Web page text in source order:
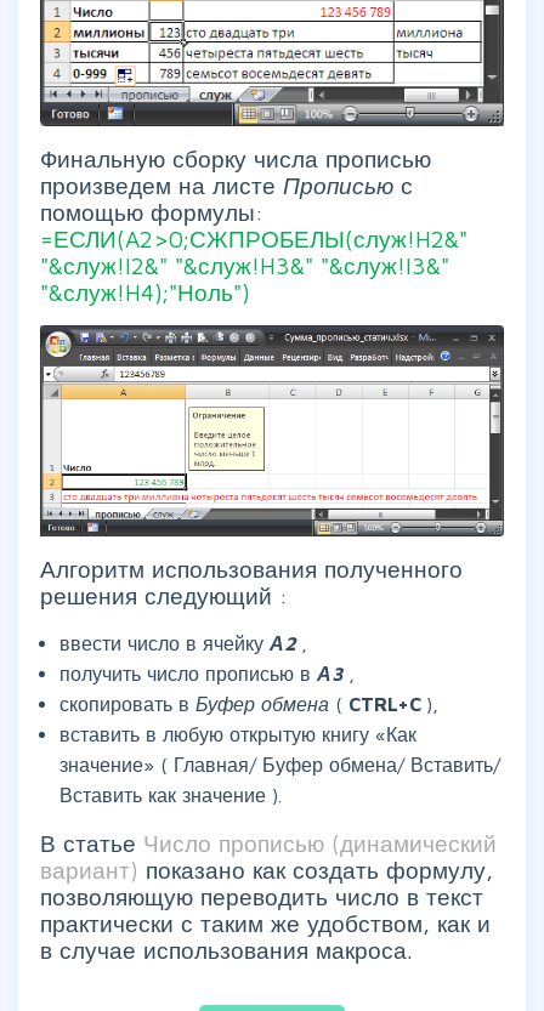
Финальную сборку числа прописью
произведем на листе Прописью с
помощью формулы:
=ЕСЛИ(A2>0;СЖПРОБЕЛЫ(служ!H2&"
"&служ!I2&" "&служ!H3&" "&служ!I3&"
"&служ!H4);"Ноль")
Алгоритм использования полученного
решения следующий :
ввести число в ячейку А2
получить число прописью в А3
скопировать в Буфер обмена ( CTRL+C ),
вставить в любую открытую книгу «Как
значение» ( Главная/ Буфер обмена/ Вставить/
Вставить как значение ).
В статье Число прописью (динамический
вариант) показано как создать формулу,
позволяющую переводить число в текст
практически с таким же удобством, как и
в случае использования макроса.